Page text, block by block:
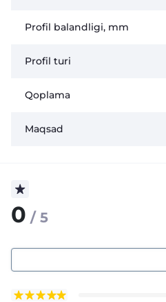
Profil balandligi, mm
Profil turi
Qoplama
Maqsad
0 / 5